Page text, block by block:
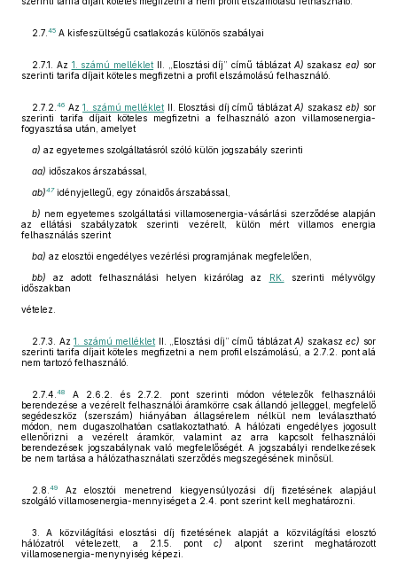
2.7. 45 A kisfeszültségű csatlakozás különös szabályai
2.7.1. Az 1. számú melléklet II. „Elosztási díj” című táblázat A) szakaszea) sor
szerinti tarifa díjait köteles megfizetni a profil elszámolású felhasználó.
2.7.2. 46 Az1. számú melléklet II. Elosztási díj című táblázatA) szakaszeb) sor
szerinti tarifa díjait köteles megfizetni a felhasználó azon villamosenergia-
fogyasztása után, amelyet
a) az egyetemes szolgáltatásról szóló külön jogszabály szerinti
aa) időszakos árszabással,
ab)47idényjellegű, egy zónaidős árszabással,
b) nem egyetemes szolgáltatási villamosenergia-vásárlási szerződése alapján
az ellátási szabályzatok szerinti vezérelt, külön mért villamos energia
felhasználás szerint
ba) az elosztói engedélyes vezérlési programjának megfelelően,
bb) az adott felhasználási helyen kizárólag az RK.
szerinti mélyvölgy
időszakban
vételez.
2.7.3. Az1. számú melléklet II. „Elosztási díj” című táblázatA) szakaszec) sor
szerinti tarifa díjait köteles megfizetni a nem profil elszámolású, a 2.7.2. pont alá
nem tartozó felhasználó.
2.7.4. 48
A 2.6.2. és 2.7.2. pont szerinti módon vételezők felhasználói
berendezése a vezérelt felhasználói áramkörre csak állandó jelleggel, megfelelő
segédeszköz (szerszám) hiányában állagsérelem nélkül nem leválasztható
módon, nem dugaszolhatóan csatlakoztatható. A hálózati engedélyes jogosult
ellenőrizni a vezérelt áramkör, valamint az arra kapcsolt felhasználói
berendezések jogszabálynak való megfelelőségét. A jogszabályi rendelkezések
be nem tartása a hálózathasználati szerződés megszegésének minősül.
2.8. 49
Az elosztói menetrend kiegyensúlyozási díj fizetésének alapjául
szolgáló villamosenergia-mennyiséget a 2.4. pont szerint kell meghatározni.
3. A közvilágítási elosztási díj fizetésének alapját a közvilágítási elosztó
hálózatról vételezett, a 2.1.5. pontc)
alpont szerint meghatározott
villamosenergia-menynyiség képezi.